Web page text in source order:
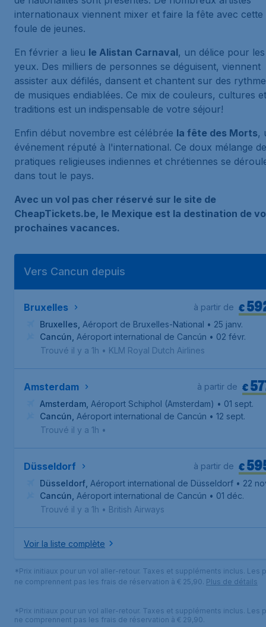
internationaux viennent mixer et faire la fête avec cette
foule de jeunes.
En février a lieu le Alistan Carnaval, un délice pour les
yeux. Des milliers de personnes se déguisent, viennent
assister aux défilés, dansent et chantent sur des
de musiques endiablées. Ce mix de couleurs, cultures et
traditions est un indispensable de votre séjour!
Enfin début novembre est célébrée la fête des Morts,
événement réputé à l'international. Ce doux mélange de
pratiques religieuses indiennes et chrétiennes se
dans tout le pays.
Avec un vol pas cher réservé sur le site de
CheapTickets.be, le Mexique est la destination de
prochaines vacances.
Vers Cancun depuis
Bruxelles €
à partir de
Bruxelles Aéroport de Bruxelles-National • 25 janv.
Cancún Aéroport international de Cancún • 02 févr.
Trouvé il y a 1h • KLM Royal Dutch Airlines
Amsterdam €
à partir de
Amsterdam Aéroport Schiphol (Amsterdam) • 01 sept.
Cancún Aéroport international de Cancún • 12 sept.
Trouvé il y a 1h •
Düsseldorf €
à partir de
Düsseldorf Aéroport international de Düsseldorf • 22
Cancún Aéroport international de Cancún • 01 déc.
Trouvé il y a 1h • British Airways
Voir la liste complète
*Prix initiaux pour un vol aller-retour. Taxes et suppléments inclus. Les
ne comprennent pas les frais de réservation à € 25,90. Plus de détails
*Prix initiaux pour un vol aller-retour. Taxes et suppléments inclus. Les
ne comprennent pas les frais de réservation à € 29,90.